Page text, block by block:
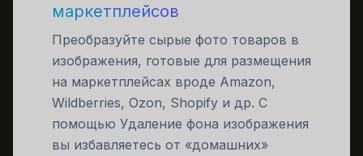
маркетплейсов
Преобразуйте сырые фото товаров в
изображения, готовые для размещения
на маркетплейсах вроде Amazon,
Wildberries, Ozon, Shopify и др. С
помощью Удаление фона изображения
вы избавляетесь от «домашних»